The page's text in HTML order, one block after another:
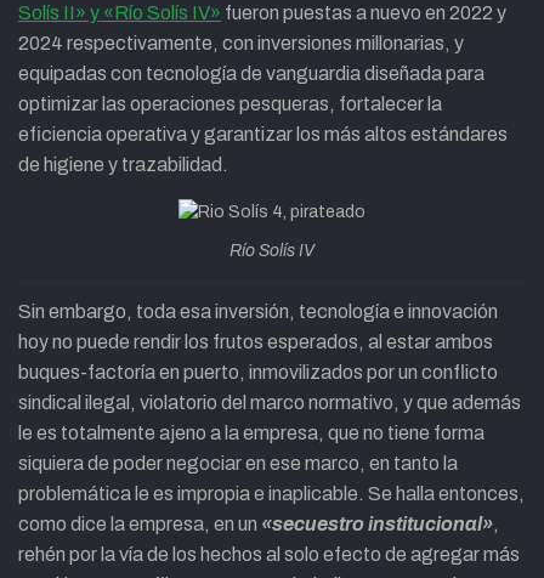
Solís II» y «Río Solís IV» fueron puestas a nuevo en 2022 y
2024 respectivamente, con inversiones millonarias, y
equipadas con tecnología de vanguardia diseñada para
optimizar las operaciones pesqueras, fortalecer la
eficiencia operativa y garantizar los más altos estándares
de higiene y trazabilidad.
Río Solís IV
Sin embargo, toda esa inversión, tecnología e innovación
hoy no puede rendir los frutos esperados, al estar ambos
buques-factoría en puerto, inmovilizados por un conflicto
sindical ilegal, violatorio del marco normativo, y que además
le es totalmente ajeno a la empresa, que no tiene forma
siquiera de poder negociar en ese marco, en tanto la
problemática le es impropia e inaplicable. Se halla entonces,
como dice la empresa, en un «secuestro institucional»,
rehén por la vía de los hechos al solo efecto de agregar más